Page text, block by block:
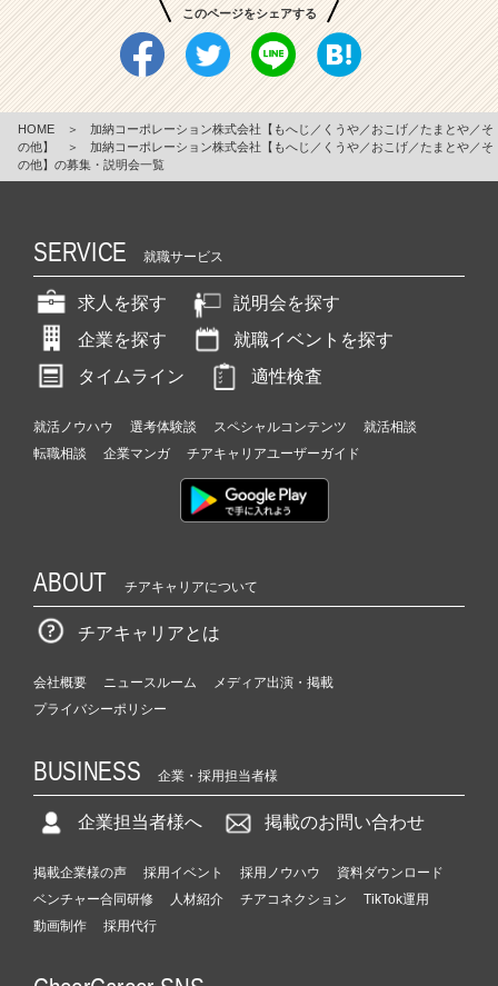
このページをシェアする
HOME ＞
加納コーポレーション株式会社【もへじ／くうや／おこげ／たまとや／そ
の他】
＞
加納コーポレーション株式会社【もへじ／くうや／おこげ／たまとや／そ
の他】の募集・説明会一覧
SERVICE 就職サービス
求人を探す
説明会を探す
企業を探す
就職イベントを探す
タイムライン
適性検査
就活ノウハウ 選考体験談 スペシャルコンテンツ
就活相談
転職相談
企業マンガ チアキャリアユーザーガイド
ABOUT チアキャリアについて
チアキャリアとは
会社概要 ニュースルーム
メディア出演・掲載
プライバシーポリシー
BUSINESS 企業・採用担当者様
企業担当者様へ 掲載のお問い合わせ
掲載企業様の声 採用イベント 採用ノウハウ
資料ダウンロード
ベンチャー合同研修
人材紹介 チアコネクション
TikTok運用
動画制作
採用代行